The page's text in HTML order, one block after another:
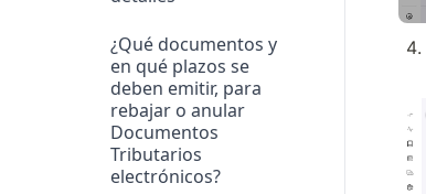
¿Qué documentos y
en qué plazos se
deben emitir, para
rebajar o anular
Documentos
Tributarios
electrónicos?